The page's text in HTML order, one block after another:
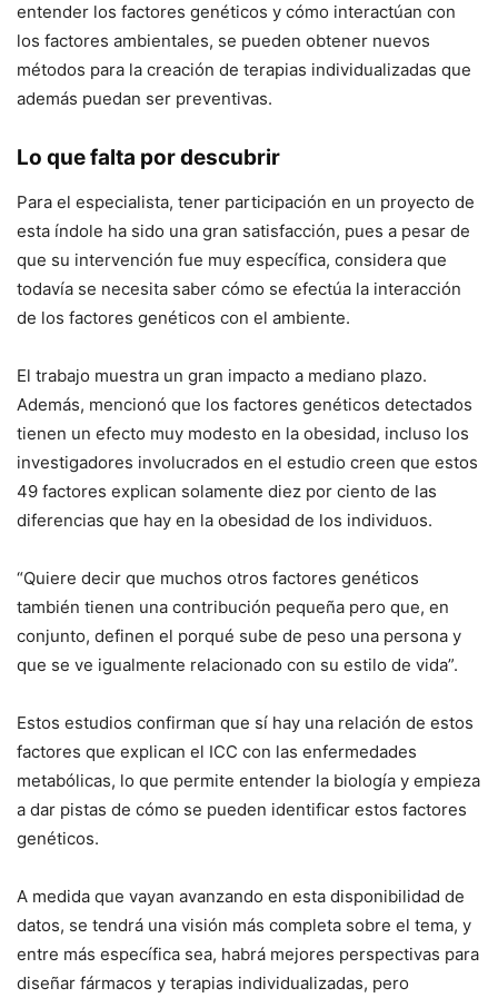
entender los factores genéticos y cómo interactúan con
los factores ambientales, se pueden obtener nuevos
métodos para la creación de terapias individualizadas que
además puedan ser preventivas.
Lo que falta por descubrir
Para el especialista, tener participación en un proyecto de
esta índole ha sido una gran satisfacción, pues a pesar de
que su intervención fue muy específica, considera que
todavía se necesita saber cómo se efectúa la interacción
de los factores genéticos con el ambiente.
El trabajo muestra un gran impacto a mediano plazo.
Además, mencionó que los factores genéticos detectados
tienen un efecto muy modesto en la obesidad, incluso los
investigadores involucrados en el estudio creen que estos
49 factores explican solamente diez por ciento de las
diferencias que hay en la obesidad de los individuos.
“Quiere decir que muchos otros factores genéticos
también tienen una contribución pequeña pero que, en
conjunto, definen el porqué sube de peso una persona y
que se ve igualmente relacionado con su estilo de vida”.
Estos estudios confirman que sí hay una relación de estos
factores que explican el ICC con las enfermedades
metabólicas, lo que permite entender la biología y empieza
a dar pistas de cómo se pueden identificar estos factores
genéticos.
A medida que vayan avanzando en esta disponibilidad de
datos, se tendrá una visión más completa sobre el tema, y
entre más específica sea, habrá mejores perspectivas para
diseñar fármacos y terapias individualizadas, pero